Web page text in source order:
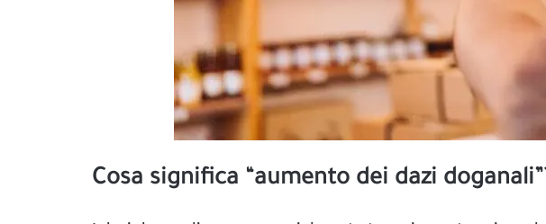
Cosa significa “aumento dei dazi